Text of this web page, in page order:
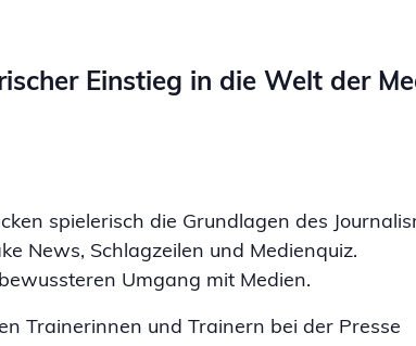
Einstieg in die Welt der
spielerisch die Grundlagen des
News, Schlagzeilen und Medienquiz.
Umgang mit Medien.
Trainerinnen und Trainern bei der Presse